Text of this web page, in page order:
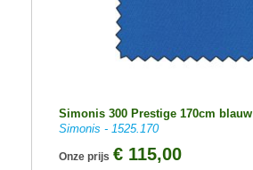
Simonis 300 Prestige 170cm blauw
Simonis - 1525.170
Onze prijs € 115,00